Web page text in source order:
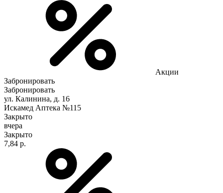
Акции
Забронировать
Забронировать
ул. Калинина, д. 16
Искамед Аптека №115
Закрыто
вчера
Закрыто
7,84 р.